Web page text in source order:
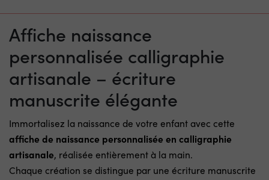
Affiche naissance
personnalisée calligraphie
artisanale – écriture
manuscrite élégante
Immortalisez la naissance de votre enfant avec cette
affiche de naissance personnalisée en calligraphie
artisanale, réalisée entièrement à la main.
Chaque création se distingue par une écriture manuscrite